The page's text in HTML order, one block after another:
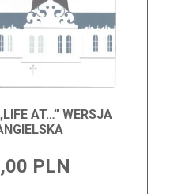
AT…” WERSJA
PLN